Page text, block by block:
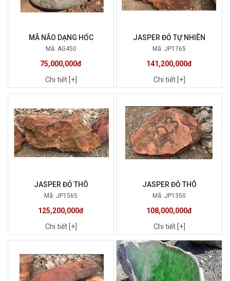
MÃ NÃO DẠNG HỐC
Mã: AG450
75,000,000đ
Chi tiết [+]
JASPER ĐỎ TỰ NHIÊN
Mã: JP1765
141,200,000đ
Chi tiết [+]
JASPER ĐỎ THÔ
Mã: JP1565
125,200,000đ
Chi tiết [+]
JASPER ĐỎ THÔ
Mã: JP1350
108,000,000đ
Chi tiết [+]